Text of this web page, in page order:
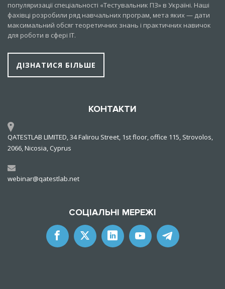
популяризації спеціальності «Тестувальник ПЗ» в Україні. Наші
фахівці розробили ряд навчальних програм, мета яких — дати
максимальний обсяг теоретичних знань і практичних навичок
для роботи в сфері IT.
ДІЗНАТИСЯ БІЛЬШЕ
КОНТАКТИ
QATESTLAB LIMITED, 34 Falirou Street, 1st floor, office 115, Strovolos,
2066, Nicosia, Cyprus
webinar@qatestlab.net
СОЦІАЛЬНІ МЕРЕЖІ